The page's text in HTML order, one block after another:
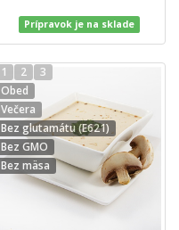
Prípravok je na sklade
1 2
3
Obed
Večera
Bez glutamátu (E621)
Bez GMO
Bez mäsa